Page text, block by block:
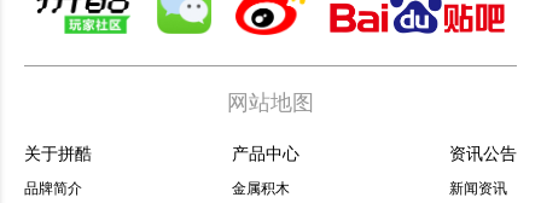
网站地图
关于拼酷
品牌简介
产品中心
金属积木
资讯公告
新闻资讯